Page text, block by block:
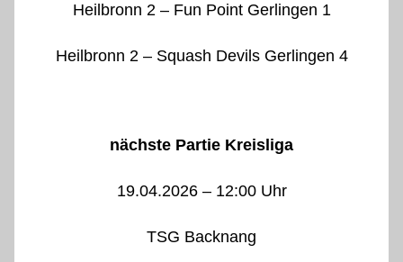
Heilbronn 2 – Fun Point Gerlingen 1
Heilbronn 2 – Squash Devils Gerlingen 4
nächste Partie Kreisliga
19.04.2026 – 12:00 Uhr
TSG Backnang